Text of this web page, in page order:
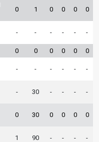
0 1 0 0 0 0
- - - - - -
0 0 0 0 0 0
- - - - - -
- 30 - - - -
0 30 0 0 0 0
1 90 - - - -